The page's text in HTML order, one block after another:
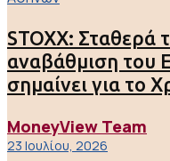
STOXX: Σταθερά
αναβάθμιση του
σημαίνει για το
MoneyView Team
23 Ιουλίου, 2026